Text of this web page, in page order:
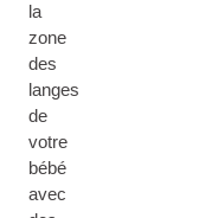
la
zone
des
langes
de
votre
bébé
avec